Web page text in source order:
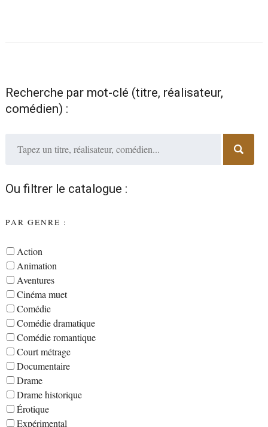
Recherche par mot-clé (titre, réalisateur,
comédien) :
Ou filtrer le catalogue :
PAR GENRE :
Action
Animation
Aventures
Cinéma muet
Comédie
Comédie dramatique
Comédie romantique
Court métrage
Documentaire
Drame
Drame historique
Érotique
Expérimental